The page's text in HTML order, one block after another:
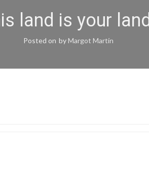
land is your land
Posted on byMargot Martín